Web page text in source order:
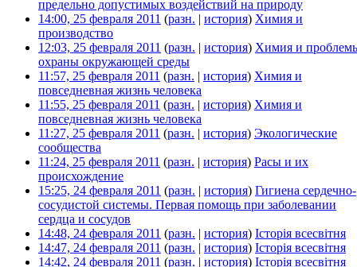
предельно допустимых воздействий на природу
14:00, 25 февраля 2011 (разн. | история) Химия и
производство
12:03, 25 февраля 2011 (разн. | история) Химия и
охраны окружающей среды
11:57, 25 февраля 2011 (разн. | история) Химия и
повседневная жизнь человека
11:55, 25 февраля 2011 (разн. | история) Химия и
повседневная жизнь человека
11:27, 25 февраля 2011 (разн. | история) Экологические
сообщества
11:24, 25 февраля 2011 (разн. | история) Расы и их
происхождение
15:25, 24 февраля 2011 (разн. | история) Гигиена сердечно-
сосудистой системы. Первая помощь при заболевании
сердца и сосудов
14:48, 24 февраля 2011 (разн. | история) Історія всесвітня
14:47, 24 февраля 2011 (разн. | история) Історія всесвітня
14:42, 24 февраля 2011 (разн. | история) Історія всесвітня